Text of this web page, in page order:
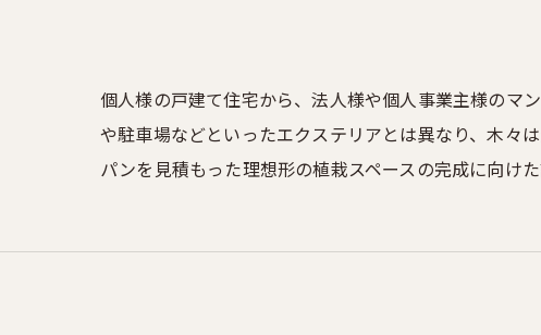
個人様の戸建て住宅から、法人様や個人事業主様のマ
や駐車場などといったエクステリアとは異なり、木々
パンを見積もった理想形の植栽スペースの完成に向け